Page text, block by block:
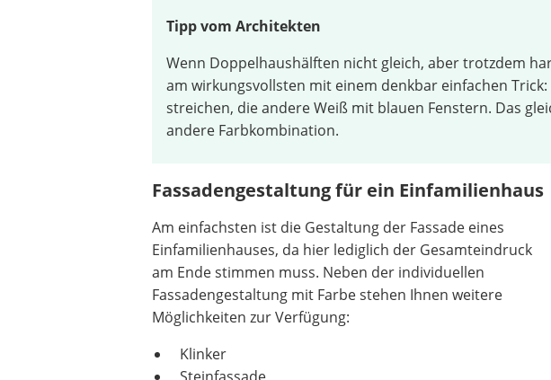
Tipp vom Architekten
Wenn Doppelhaushälften nicht gleich, aber trotzdem
am wirkungsvollsten mit einem denkbar einfachen
streichen, die andere Weiß mit blauen Fenstern. Das
andere Farbkombination.
Fassadengestaltung für ein Einfamilienhaus
Am einfachsten ist die Gestaltung der Fassade eines
Einfamilienhauses, da hier lediglich der Gesamteindruck
am Ende stimmen muss. Neben der individuellen
Fassadengestaltung mit Farbe stehen Ihnen weitere
Möglichkeiten zur Verfügung:
Klinker